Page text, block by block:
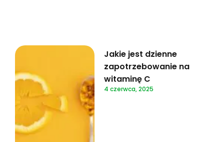
Jakie jest dzienne
zapotrzebowanie na
witaminę C
4 czerwca, 2025